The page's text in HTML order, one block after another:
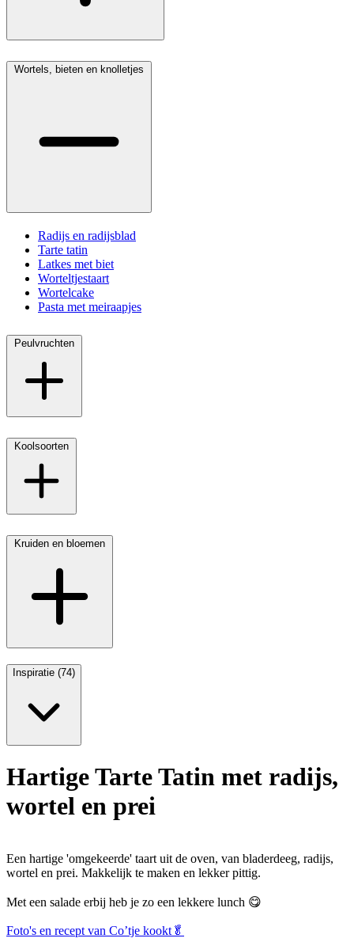
Wortels, bieten en knolletjes
Radijs en radijsblad
Tarte tatin
Latkes met biet
Worteltjestaart
Wortelcake
Pasta met meiraapjes
Peulvruchten
Koolsoorten
Kruiden en bloemen
Inspiratie (74)
Hartige Tarte Tatin met radijs,
wortel en prei
Een hartige 'omgekeerde' taart uit de oven, van bladerdeeg, radijs,
wortel en prei. Makkelijk te maken en lekker pittig.
Met een salade erbij heb je zo een lekkere lunch 😋
Foto's en recept van Co’tje kookt🥬